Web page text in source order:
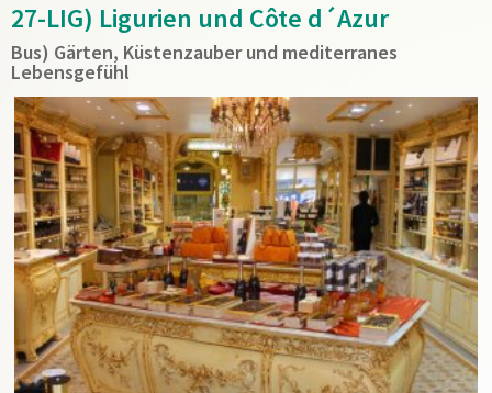
27-LIG) Ligurien und Côte d´Azur
Bus) Gärten, Küstenzauber und mediterranes
Lebensgefühl